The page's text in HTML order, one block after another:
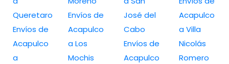
Queretaro
Envíos de
Acapulco
a
Envíos de
Acapulco
a Los
Mochis
José del
Cabo
Envíos de
Acapulco
Acapulco
a Villa
Nicolás
Romero